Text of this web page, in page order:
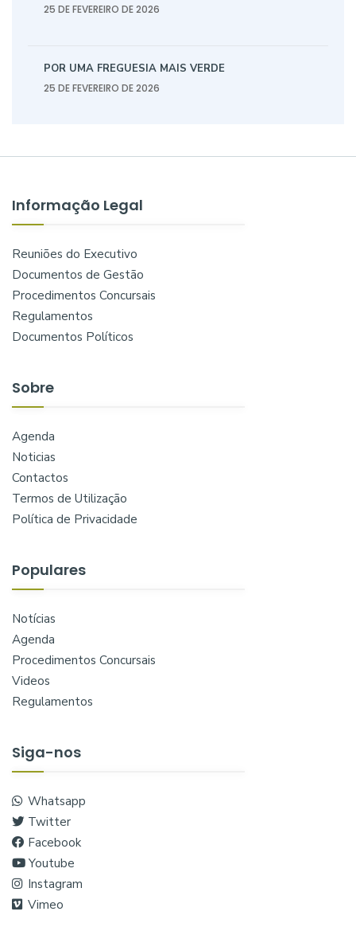
25 DE FEVEREIRO DE 2026
POR UMA FREGUESIA MAIS VERDE
25 DE FEVEREIRO DE 2026
Informação Legal
Reuniões do Executivo
Documentos de Gestão
Procedimentos Concursais
Regulamentos
Documentos Políticos
Sobre
Agenda
Noticias
Contactos
Termos de Utilização
Política de Privacidade
Populares
Notícias
Agenda
Procedimentos Concursais
Videos
Regulamentos
Siga-nos
Whatsapp
Twitter
Facebook
Youtube
Instagram
Vimeo